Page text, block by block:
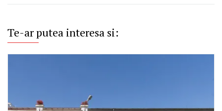
Te-ar putea interesa si: